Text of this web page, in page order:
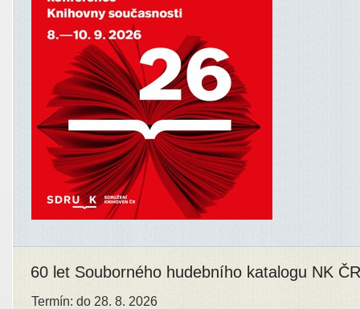
60 let Souborného hudebního katalogu NK ČR
Termín: do 28. 8. 2026